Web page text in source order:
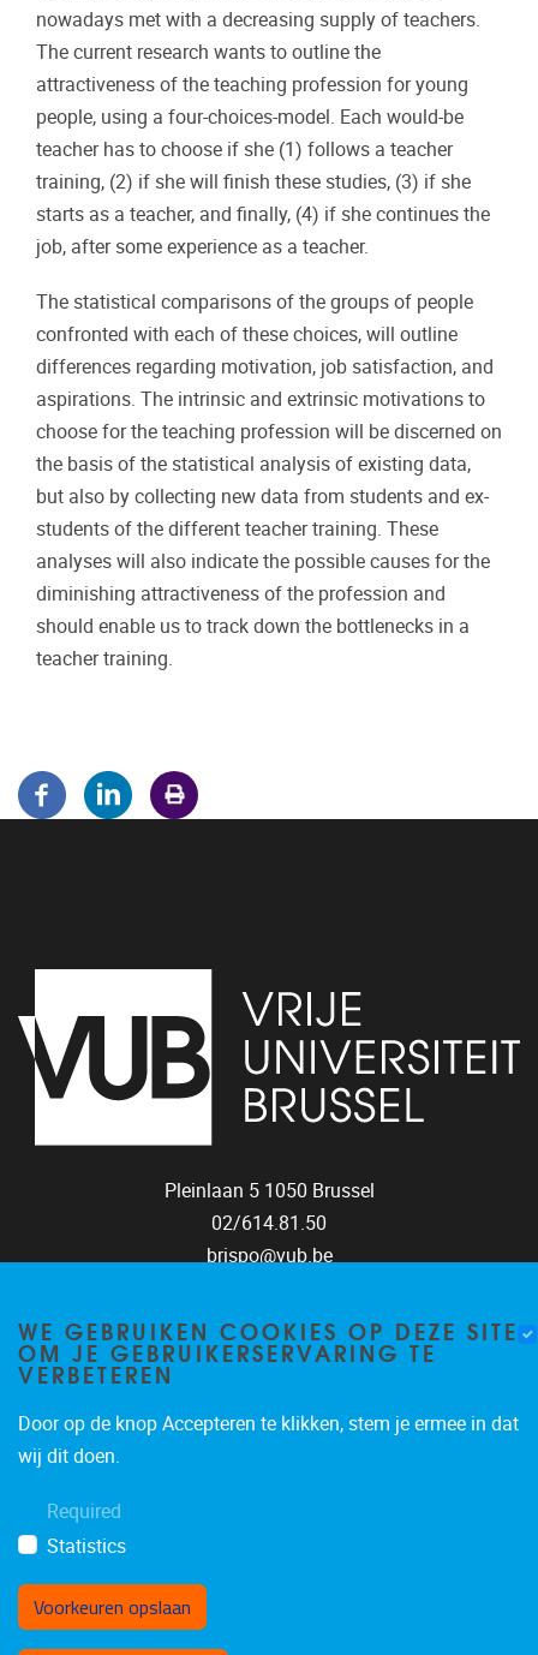
nowadays met with a decreasing supply of teachers.
The current research wants to outline the
attractiveness of the teaching profession for young
people, using a four-choices-model. Each would-be
teacher has to choose if she (1) follows a teacher
training, (2) if she will finish these studies, (3) if she
starts as a teacher, and finally, (4) if she continues the
job, after some experience as a teacher.
The statistical comparisons of the groups of people
confronted with each of these choices, will outline
differences regarding motivation, job satisfaction, and
aspirations. The intrinsic and extrinsic motivations to
choose for the teaching profession will be discerned on
the basis of the statistical analysis of existing data,
but also by collecting new data from students and ex-
students of the different teacher training. These
analyses will also indicate the possible causes for the
diminishing attractiveness of the profession and
should enable us to track down the bottlenecks in a
teacher training.
Pleinlaan 5 1050 Brussel
02/614.81.50
brispo@vub.be
Privacy policy
WE GEBRUIKEN COOKIES OP DEZE SITE
OM JE GEBRUIKERSERVARING TE
VERBETEREN
Door op de knop Accepteren te klikken, stem je ermee in dat
wij dit doen.
Required
Statistics
Voorkeuren opslaan